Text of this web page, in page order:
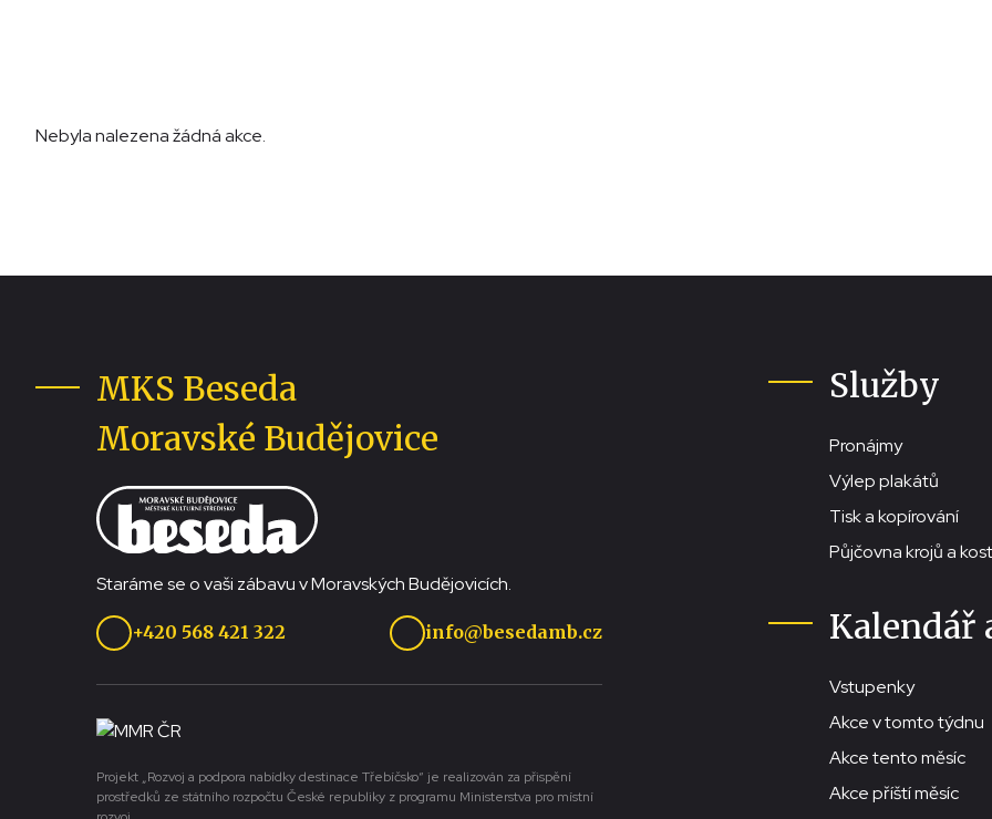
Nebyla nalezena žádná akce.
MKS Beseda
Moravské Budějovice
Staráme se o vaši zábavu v Moravských Budějovicích.
+420 568 421 322 info@besedamb.cz
Projekt „Rozvoj a podpora nabídky destinace Třebíčsko“ je realizován za přispění
prostředků ze státního rozpočtu České republiky z programu Ministerstva pro místní
Služby
Pronájmy
Výlep plakátů
Tisk a kopírování
Půjčovna krojů a
Kalendář
Vstupenky
Akce v tomto týdnu
Akce tento měsíc
Akce příští měsíc